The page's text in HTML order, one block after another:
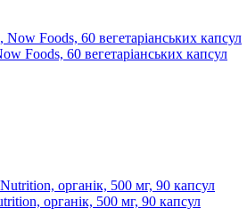
Foods, 60 вегетаріанських капсул
органік, 500 мг, 90 капсул